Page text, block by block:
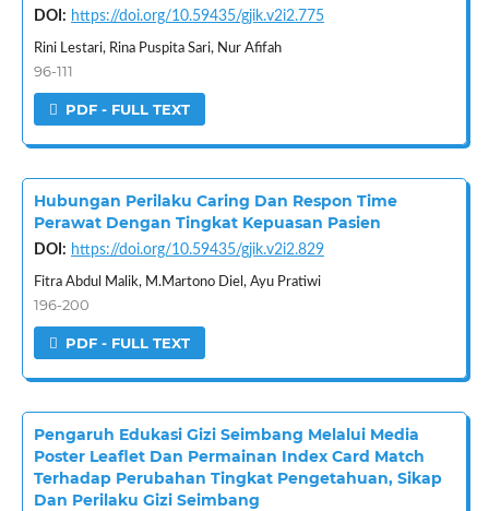
DOI: https://doi.org/10.59435/gjik.v2i2.775
Rini Lestari, Rina Puspita Sari, Nur Afifah
96-111
PDF - FULL TEXT
Hubungan Perilaku Caring Dan Respon Time
Perawat Dengan Tingkat Kepuasan Pasien
DOI: https://doi.org/10.59435/gjik.v2i2.829
Fitra Abdul Malik, M.Martono Diel, Ayu Pratiwi
196-200
PDF - FULL TEXT
Pengaruh Edukasi Gizi Seimbang Melalui Media
Poster Leaflet Dan Permainan Index Card Match
Terhadap Perubahan Tingkat Pengetahuan, Sikap
Dan Perilaku Gizi Seimbang